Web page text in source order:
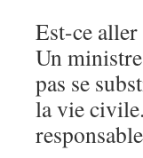
Est-ce
Un
pas se
la vie